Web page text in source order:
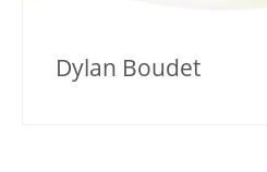
Dylan Boudet